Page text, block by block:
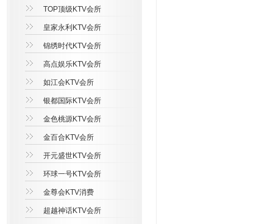
TOP顶级KTV会所
皇家永利KTV会所
锦绣时代KTV会所
高点娱乐KTV会所
如江会KTV会所
银都国际KTV会所
金色桃源KTV会所
金百合KTV会所
开元盛世KTV会所
环球一号KTV会所
金尊会KTV消费
超越神话KTV会所